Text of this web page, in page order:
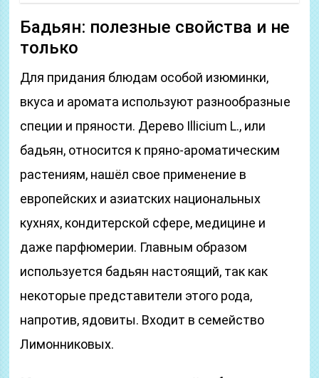
Бадьян: полезные свойства и не
только
Для придания блюдам особой изюминки,
вкуса и аромата используют разнообразные
специи и пряности. Дерево Illicium L., или
бадьян, относится к пряно-ароматическим
растениям, нашёл свое применение в
европейских и азиатских национальных
кухнях, кондитерской сфере, медицине и
даже парфюмерии. Главным образом
используется бадьян настоящий, так как
некоторые представители этого рода,
напротив, ядовиты. Входит в семейство
Лимонниковых.